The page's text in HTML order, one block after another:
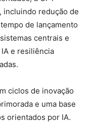
incluindo redução de
de lançamento
centrais e
e resiliência
ciclos de inovação
e uma base
orientados por IA.